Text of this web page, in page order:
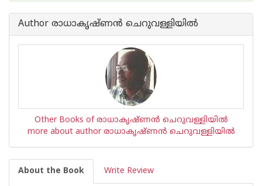
Author രാധാകൃഷ്ണന്‍ ചെറുവള്ളിയില്‍
Other Books of രാധാകൃഷ്ണന്‍ ചെറുവള്ളിയില്‍
more about author രാധാകൃഷ്ണന്‍ ചെറുവള്ളിയില്‍
About the Book Write Review